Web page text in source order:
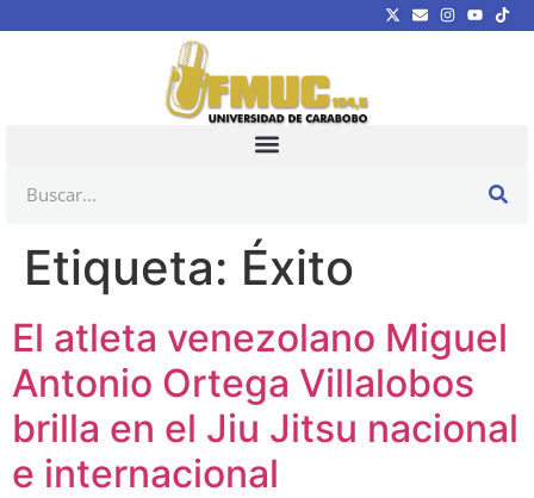
Etiqueta: Éxito
El atleta venezolano Miguel
Antonio Ortega Villalobos
brilla en el Jiu Jitsu nacional
e internacional